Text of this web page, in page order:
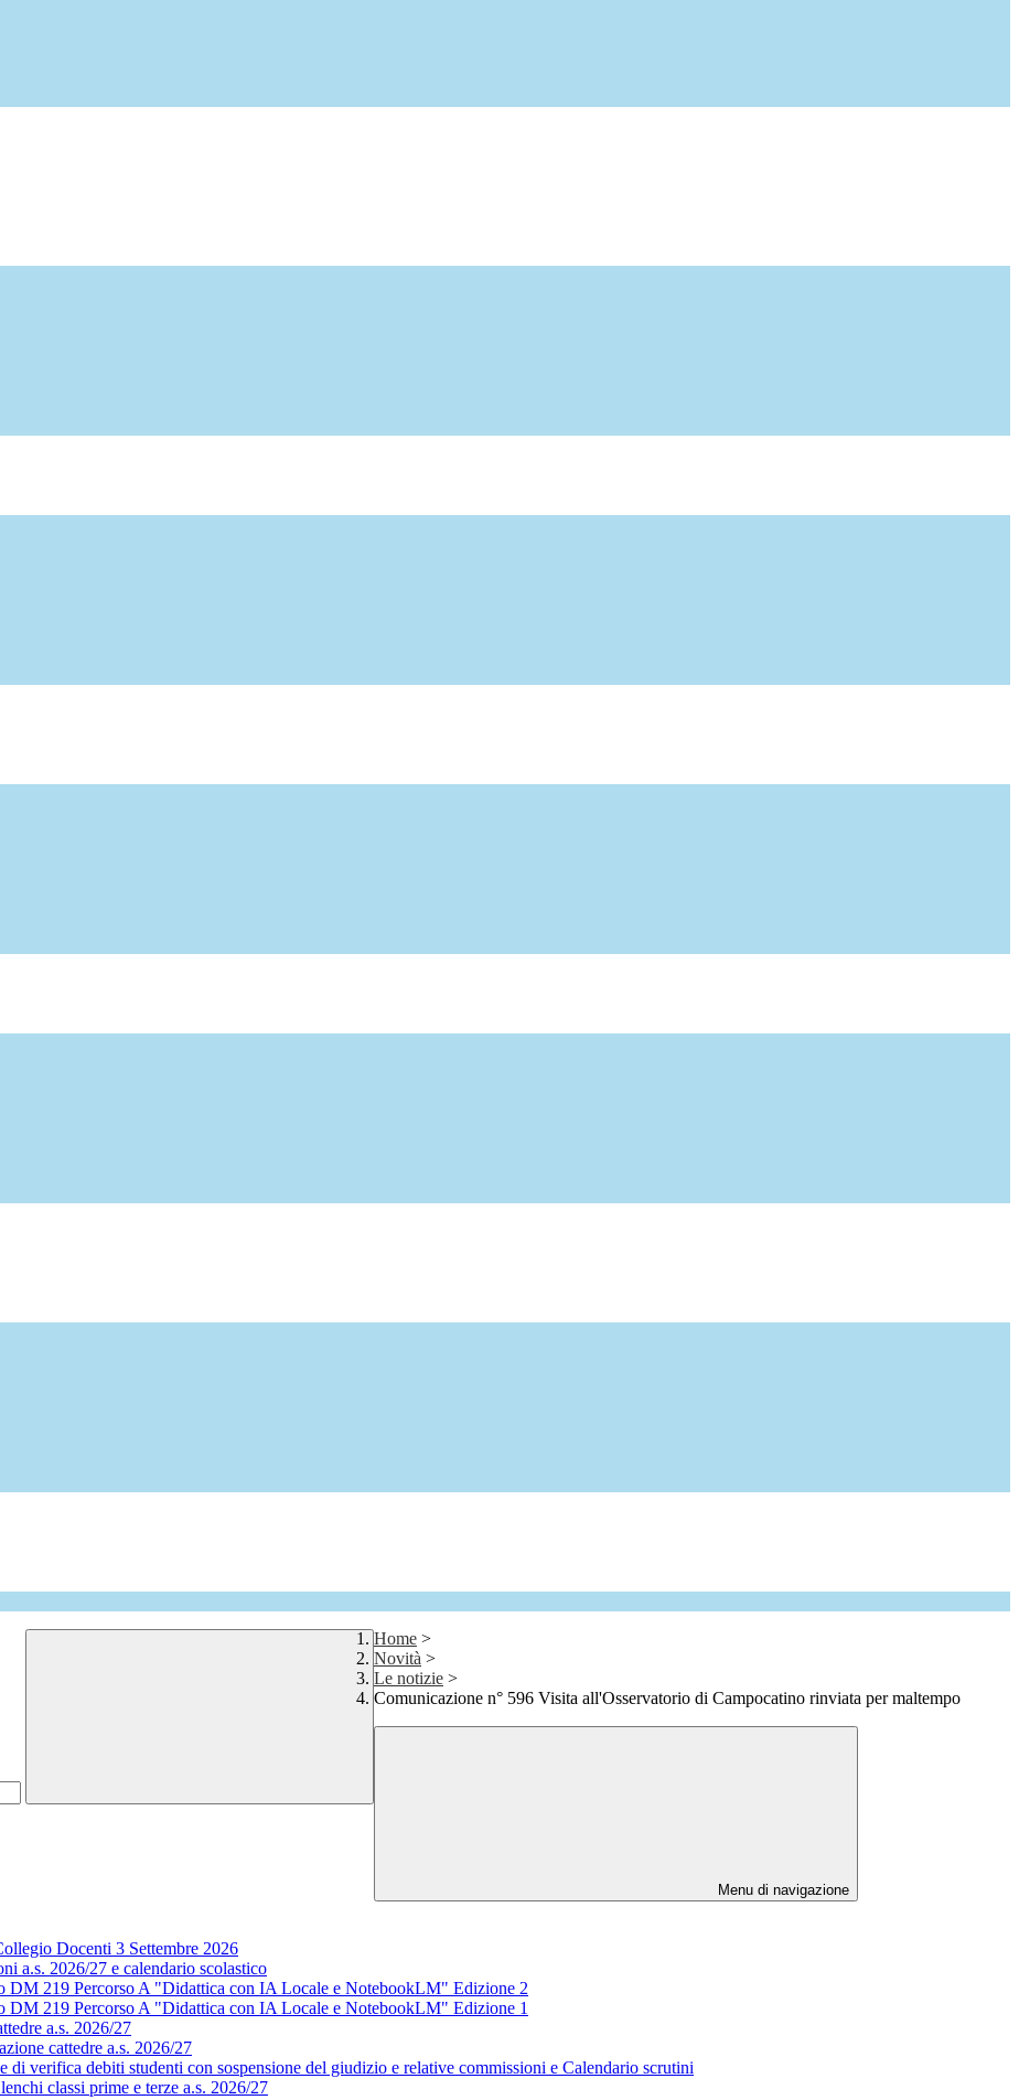
Home >
Novità >
Le notizie >
Comunicazione n° 596 Visita all'Osservatorio di Campocatino rinviata per maltempo
Menu di navigazione
Docenti 3 Settembre 2026
a.s. 2026/27 e calendario scolastico
DM 219 Percorso A "Didattica con IA Locale e NotebookLM" Edizione 2
DM 219 Percorso A "Didattica con IA Locale e NotebookLM" Edizione 1
a.s. 2026/27
cattedre a.s. 2026/27
di verifica debiti studenti con sospensione del giudizio e relative commissioni e Calendario scrutini
classi prime e terze a.s. 2026/27